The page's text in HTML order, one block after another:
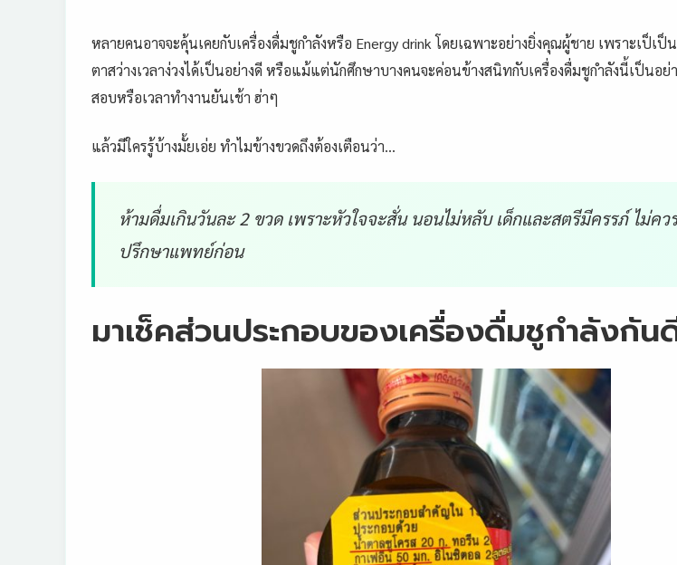
หลายคนอาจจะคุ้นเคยกับเครื่องดื่มชูกำลังหรือ Energy drink โดยเฉพาะอย่างยิ่งคุณผู้ชาย เพราะเป็เป็
ตาสว่างเวลาง่วงได้เป็นอย่างดี หรือแม้แต่นักศึกษาบางคนจะค่อนข้างสนิทกับเครื่องดื่มชูกำลังนี้เป็นอย่
สอบหรือเวลาทำงานยันเช้า ฮ่าๆ
แล้วมีใครรู้บ้างมั้ยเอ่ย ทำไมข้างขวดถึงต้องเตือนว่า…
ห้ามดื่มเกินวันละ 2 ขวด เพราะหัวใจจะสั่น นอนไม่หลับ เด็กและสตรีมีครรภ์ ไม่ค
ปรึกษาแพทย์ก่อน
มาเช็คส่วนประกอบของเครื่องดื่มชูกำลังกัน